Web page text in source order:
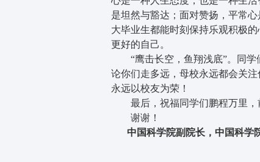
是坦然与豁达；面对赞扬，平常
大毕业生都能时刻保持乐观积极
更好的自己。
“鹰击长空，鱼翔浅底”。同学
论你们走多远，母校永远都会关
永远以校友为荣！
最后，祝福同学们鹏程万里，
谢谢！
中国科学院副院长，中国科学